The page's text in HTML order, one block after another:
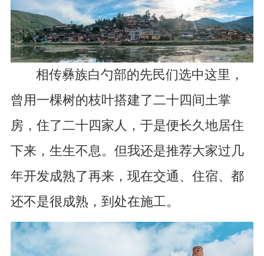
相传彝族白勺部的先民们选中这里，
曾用一棵树的枝叶搭建了二十四间土掌
房，住了二十四家人，于是便长久地居住
下来，生生不息。但我还是推荐大家过几
年开发成熟了再来，现在交通、住宿、都
还不是很成熟，到处在施工。